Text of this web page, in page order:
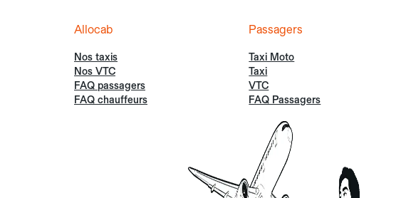
Allocab
Nos taxis
Nos VTC
FAQ passagers
FAQ chauffeurs
Passagers
Taxi Moto
Taxi
VTC
FAQ Passagers